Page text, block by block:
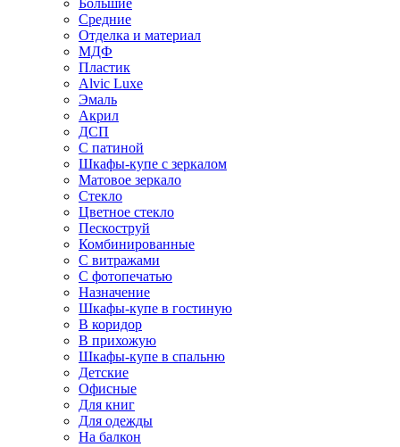
Большие
Средние
Отделка и материал
МДФ
Пластик
Alvic Luxe
Эмаль
Акрил
ДСП
С патиной
Шкафы-купе с зеркалом
Матовое зеркало
Стекло
Цветное стекло
Пескоструй
Комбинированные
С витражами
С фотопечатью
Назначение
Шкафы-купе в гостиную
В коридор
В прихожую
Шкафы-купе в спальню
Детские
Офисные
Для книг
Для одежды
На балкон